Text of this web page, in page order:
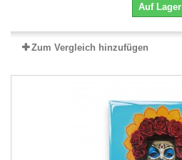
Auf Lager
Zum Vergleich hinzufügen